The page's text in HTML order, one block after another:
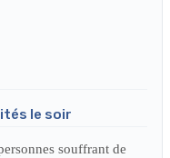
le soir
souffrant de